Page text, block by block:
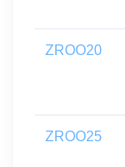
ZROO20
ZROO25